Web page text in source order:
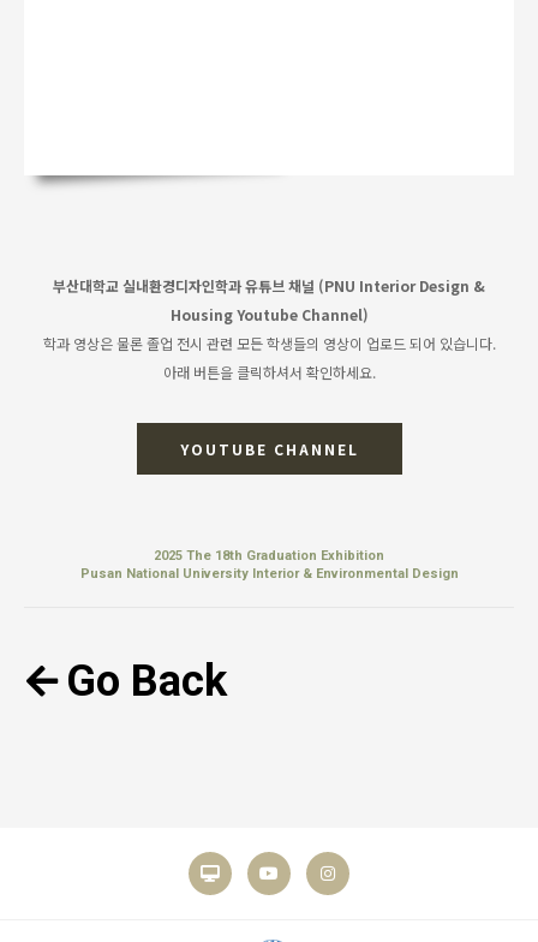
부산대학교 실내환경디자인학과 유튜브 채널 (PNU Interior Design &
Housing Youtube Channel)
학과 영상은 물론 졸업 전시 관련 모든 학생들의 영상이 업로드 되어 있습니다.
아래 버튼을 클릭하셔서 확인하세요.
YOUTUBE CHANNEL
2025 The 18th Graduation Exhibition
Pusan National University Interior & Environmental Design
Go Back